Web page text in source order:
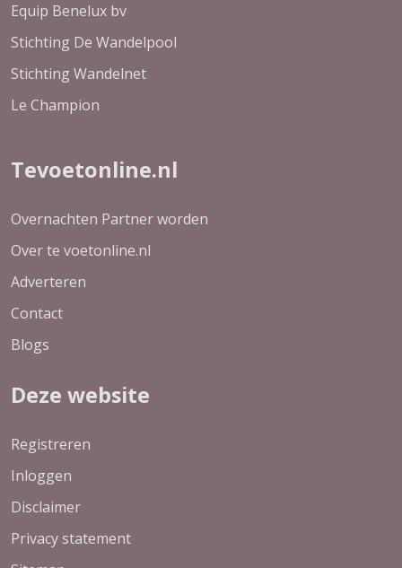
Equip Benelux bv
Stichting De Wandelpool
Stichting Wandelnet
Le Champion
Tevoetonline.nl
Overnachten Partner worden
Over te voetonline.nl
Adverteren
Contact
Blogs
Deze website
Registreren
Inloggen
Disclaimer
Privacy statement